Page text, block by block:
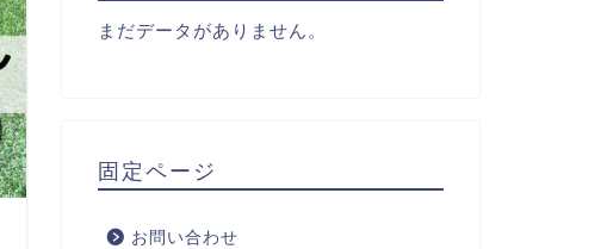
まだデータがありません。
固定ページ
お問い合わせ